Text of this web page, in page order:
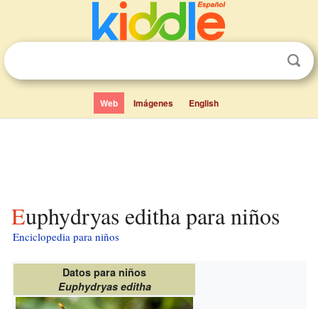
Web Imágenes English
Euphydryas editha para niños
Enciclopedia para niños
Datos para niños
Euphydryas editha